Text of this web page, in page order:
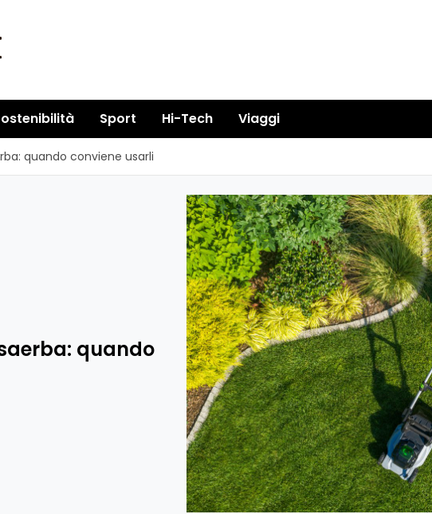
Sport Hi-Tech Viaggi
quando conviene usarli
quando